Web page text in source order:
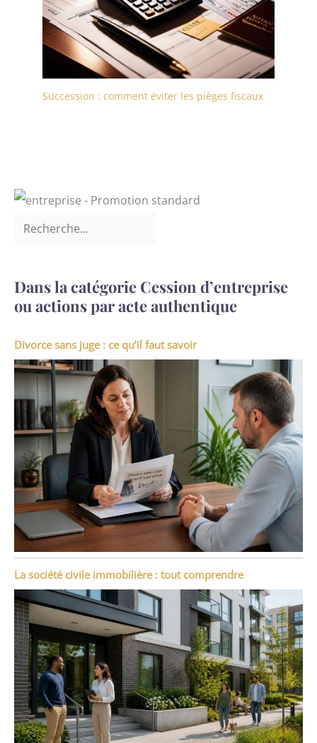
Succession : comment éviter les pièges fiscaux
Dans la catégorie Cession d’entreprise
ou actions par acte authentique
Divorce sans juge : ce qu’il faut savoir
La société civile immobilière : tout comprendre